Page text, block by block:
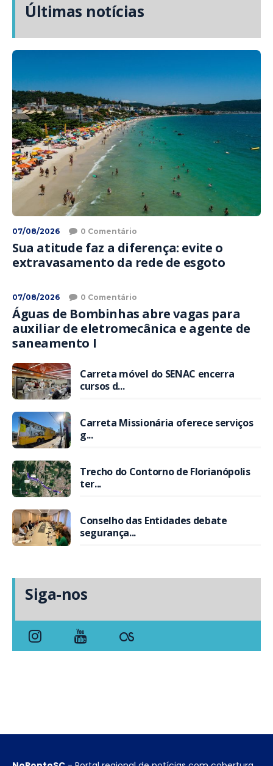
Últimas notícias
07/08/2026 0 Comentário
Sua atitude faz a diferença: evite o
extravasamento da rede de esgoto
07/08/2026 0 Comentário
Águas de Bombinhas abre vagas para
auxiliar de eletromecânica e agente de
saneamento I
Carreta móvel do SENAC encerra
cursos d...
Carreta Missionária oferece serviços
g...
Trecho do Contorno de Florianópolis
ter...
Conselho das Entidades debate
segurança...
Siga-nos